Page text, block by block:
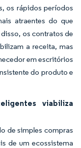
os rápidos períodos
atraentes do que
os contratos de
a receita, mas
em escritórios
do produto e
viabiliza
de simples compras
de um ecossistema